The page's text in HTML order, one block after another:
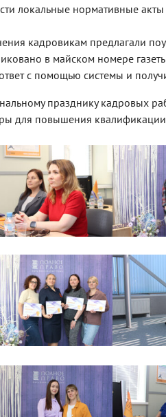
локальные нормативные
кадровикам предлагали
в майском номере
с помощью системы и
празднику кадровых
для повышения